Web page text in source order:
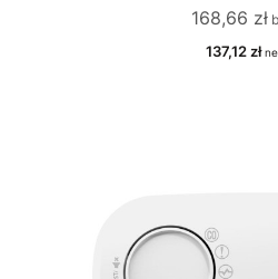
Cena
168,66 zł
Cena
137,12 zł